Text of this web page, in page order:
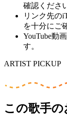
確認くださ
リンク先の
を十分にご
YouTube動
す。
ARTIST PICKUP
この歌手